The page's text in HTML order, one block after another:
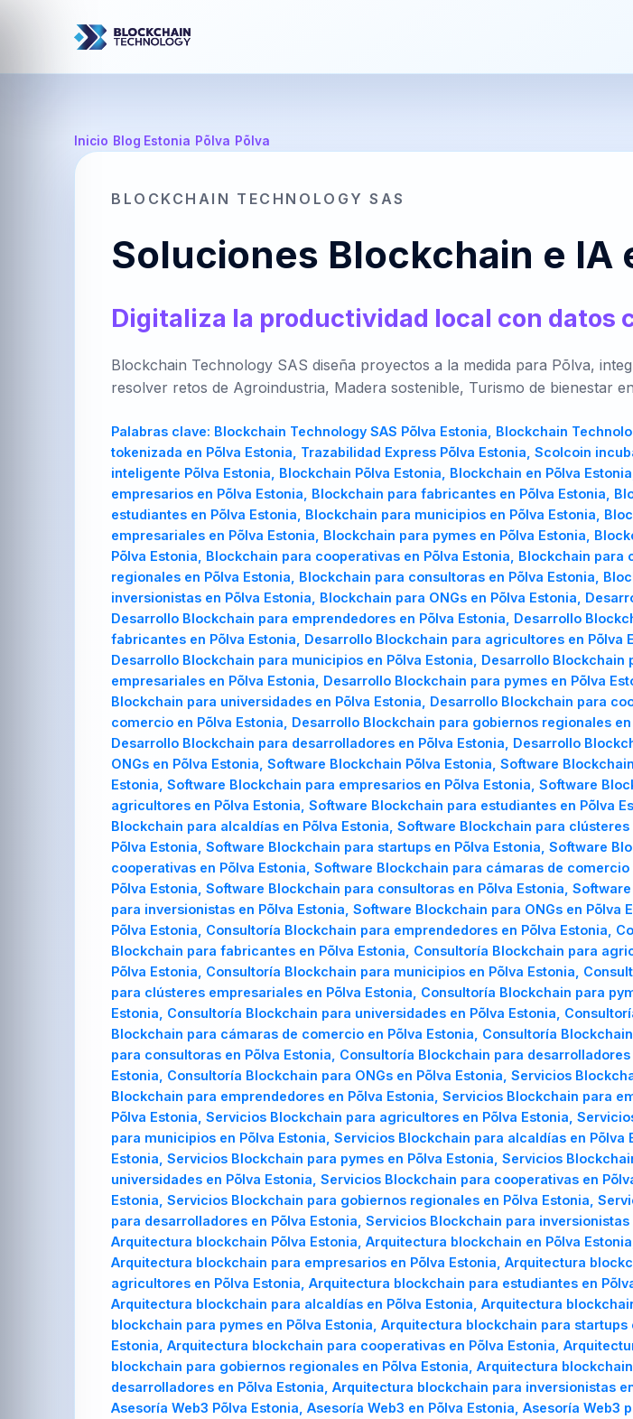
Español
中文 日
BR
Português
TR
Türkçe
Inicio Blog Estonia Põlva Põlva
BLOCKCHAIN TECHNOLOGY SAS
Soluciones Blockchain e IA
Digitaliza la productividad local con datos
Blockchain Technology SAS diseña proyectos a la medida para Põlva,
resolver retos de Agroindustria, Madera sostenible, Turismo de bienestar
Palabras clave: Blockchain Technology SAS Põlva Estonia, Blockchain
tokenizada en Põlva Estonia, Trazabilidad Express Põlva Estonia, Scolcoin
inteligente Põlva Estonia, Blockchain Põlva Estonia, Blockchain en Põlva
empresarios en Põlva Estonia, Blockchain para fabricantes en Põlva Estonia,
estudiantes en Põlva Estonia, Blockchain para municipios en Põlva Estonia,
empresariales en Põlva Estonia, Blockchain para pymes en Põlva Estonia,
Põlva Estonia, Blockchain para cooperativas en Põlva Estonia, Blockchain
regionales en Põlva Estonia, Blockchain para consultoras en Põlva Estonia,
inversionistas en Põlva Estonia, Blockchain para ONGs en Põlva Estonia,
Desarrollo Blockchain para emprendedores en Põlva Estonia, Desarrollo
fabricantes en Põlva Estonia, Desarrollo Blockchain para agricultores en Põlva
Desarrollo Blockchain para municipios en Põlva Estonia, Desarrollo
empresariales en Põlva Estonia, Desarrollo Blockchain para pymes en Põlva
Blockchain para universidades en Põlva Estonia, Desarrollo Blockchain para
comercio en Põlva Estonia, Desarrollo Blockchain para gobiernos regionales
Desarrollo Blockchain para desarrolladores en Põlva Estonia, Desarrollo
ONGs en Põlva Estonia, Software Blockchain Põlva Estonia, Software
Estonia, Software Blockchain para empresarios en Põlva Estonia, Software
agricultores en Põlva Estonia, Software Blockchain para estudiantes en Põlva
Blockchain para alcaldías en Põlva Estonia, Software Blockchain para
Põlva Estonia, Software Blockchain para startups en Põlva Estonia, Software
cooperativas en Põlva Estonia, Software Blockchain para cámaras de
Põlva Estonia, Software Blockchain para consultoras en Põlva Estonia,
para inversionistas en Põlva Estonia, Software Blockchain para ONGs en
Põlva Estonia, Consultoría Blockchain para emprendedores en Põlva Estonia,
Blockchain para fabricantes en Põlva Estonia, Consultoría Blockchain para
Põlva Estonia, Consultoría Blockchain para municipios en Põlva Estonia,
para clústeres empresariales en Põlva Estonia, Consultoría Blockchain para
Estonia, Consultoría Blockchain para universidades en Põlva Estonia,
Blockchain para cámaras de comercio en Põlva Estonia, Consultoría
para consultoras en Põlva Estonia, Consultoría Blockchain para
Estonia, Consultoría Blockchain para ONGs en Põlva Estonia, Servicios
Blockchain para emprendedores en Põlva Estonia, Servicios Blockchain para
Põlva Estonia, Servicios Blockchain para agricultores en Põlva Estonia,
para municipios en Põlva Estonia, Servicios Blockchain para alcaldías en
Estonia, Servicios Blockchain para pymes en Põlva Estonia, Servicios
universidades en Põlva Estonia, Servicios Blockchain para cooperativas en
Estonia, Servicios Blockchain para gobiernos regionales en Põlva Estonia,
para desarrolladores en Põlva Estonia, Servicios Blockchain para
Arquitectura blockchain Põlva Estonia, Arquitectura blockchain en Põlva
Arquitectura blockchain para empresarios en Põlva Estonia, Arquitectura
agricultores en Põlva Estonia, Arquitectura blockchain para estudiantes en
Arquitectura blockchain para alcaldías en Põlva Estonia, Arquitectura
blockchain para pymes en Põlva Estonia, Arquitectura blockchain para
Estonia, Arquitectura blockchain para cooperativas en Põlva Estonia,
blockchain para gobiernos regionales en Põlva Estonia, Arquitectura
desarrolladores en Põlva Estonia, Arquitectura blockchain para inversionistas
Asesoría Web3 Põlva Estonia, Asesoría Web3 en Põlva Estonia, Asesoría